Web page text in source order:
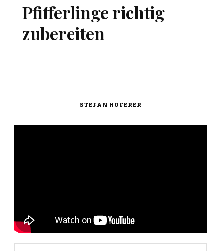
Pfifferlinge richtig
zubereiten
STEFAN HOFERER